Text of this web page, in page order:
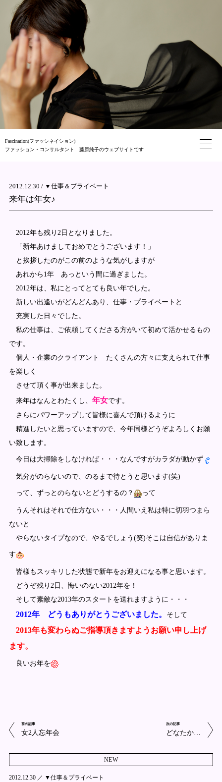
Fascination(ファッシネイション)
ファッション・コンサルタント 藤原純子のウェブサイトです
2012.12.30 / ▼仕事＆プライベート
来年は年女♪
2012年も残り2日となりました。
「新年あけましておめでとうございます！」
と挨拶したのがこの前のような気がしますが
あれから1年 あっという間に過ぎました。
2012年は、私にとってとても良い年でした。
新しい出逢いがどんどんあり、仕事・プライベートと
充実した日々でした。
私の仕事は、ご依頼してくださる方がいて初めて活かせるもの
です。
個人・企業のクライアント たくさんの方々に支えられて仕事
を楽しく
させて頂く事が出来ました。
来年はなんとわたくし、 年女です。
さらにパワーアップして皆様に喜んで頂けるように
精進したいと思っていますので、今年同様どうぞよろしくお願
い致します。
今日は大掃除をしなければ・・・なんですがカラダが動かず
気分がのらないので、のるまで待とうと思います(笑)
って、ずっとのらないとどうするの？ って
うんそれはそれで仕方ない・・・人間いえ私は特に切羽つまら
ないと
やらないタイプなので、やるでしょう(笑)そこは自信がありま
す
皆様もスッキリした状態で新年をお迎えになる事と思います。
どうぞ残り2日、悔いのない2012年を！
そして素敵な2013年のスタートを送れますように・・・
2012年 どうもありがとうございました。 そして
2013年も変わらぬご指導頂きますよう お願い申し上げ
ます。
良いお年を
前の記事
女2人忘年会
次の記事
どなたか…
NEW
2012.12.30 ／ ▼仕事＆プライベート